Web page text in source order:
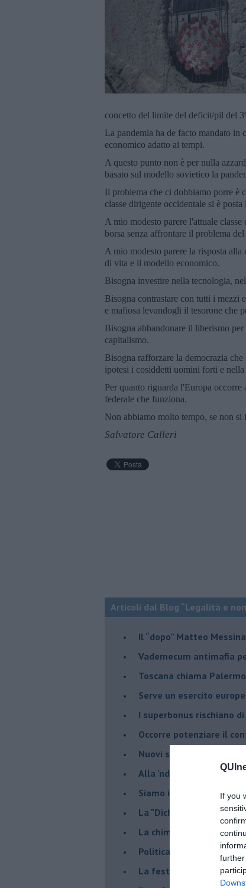
If you
concetto del limite del deficit/pil del
La pandemia ha de facto mandato
economico adatto ai tempi.
A questo punto non è per nulla
basato sul modello sovietico la
Il problema che ci dobbiamo porre è
classe dirigente occidentale si è
A mio modesto parere l'attuale
borsa senza affrontare il problema
A mio modesto parere la risposta
di vita e il modello economico.
Bisogna investire nella tecnologia,
Bisogna contrastare con tutti i mezzi
e mafiosa levandogli il tesorone che
Bisogna abbandonare il liberismo
capitalismo.
Bisogna rafforzare la democrazia
ipotesi i cosiddetti uomini forti e
Per quanto riguarda l'Europa occorre
federale che funziona.
Non abbiamo molto tempo, se non
Salvatore Calleri
Articoli dal Blog “Legalità e
Il “dopo” Matteo
Vademecum antimafia
Toscana chiama Palermo
Serve un esercito
I superbonus rischiano
Occorre potenziare il
​Nuovi scenari narcos a
Alla 'ndrangheta piace la
Siamo in una situazione
La "Dichiarazione di
La chimera dell'esercito
Politicamente scorrevole
La festa dell'Europa